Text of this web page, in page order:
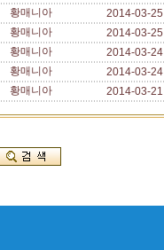
황매니아
2014-03-25
황매니아
2014-03-25
황매니아
2014-03-24
황매니아
2014-03-24
황매니아
2014-03-21